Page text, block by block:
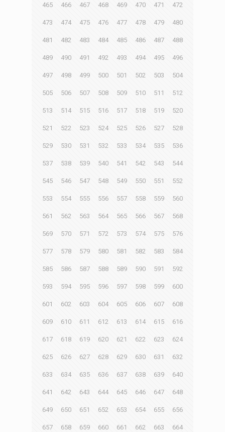
465 466 467 468 469 470 471 472
473 474 475 476 477 478 479 480
481 482 483 484 485 486 487 488
489 490 491 492 493 494 495 496
497 498 499 500 501 502 503 504
505 506 507 508 509 510 511 512
513 514 515 516 517 518 519 520
521 522 523 524 525 526 527 528
529 530 531 532 533 534 535 536
537 538 539 540 541 542 543 544
545 546 547 548 549 550 551 552
553 554 555 556 557 558 559 560
561 562 563 564 565 566 567 568
569 570 571 572 573 574 575 576
577 578 579 580 581 582 583 584
585 586 587 588 589 590 591 592
593 594 595 596 597 598 599 600
601 602 603 604 605 606 607 608
609 610 611 612 613 614 615 616
617 618 619 620 621 622 623 624
625 626 627 628 629 630 631 632
633 634 635 636 637 638 639 640
641 642 643 644 645 646 647 648
649 650 651 652 653 654 655 656
657 658 659 660 661 662 663 664